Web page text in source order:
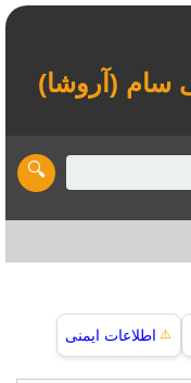
سام (آروشا)
🔍
⚠️ اطلاعات ایمنی